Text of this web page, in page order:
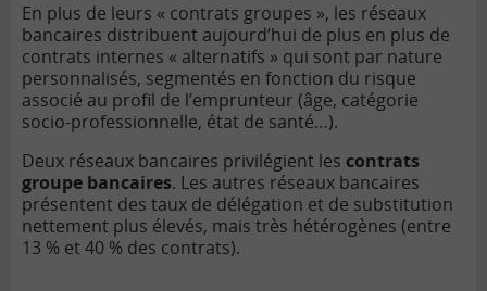
En plus de leurs « contrats groupes », les réseaux
bancaires distribuent aujourd’hui de plus en plus de
contrats internes « alternatifs » qui sont par nature
personnalisés, segmentés en fonction du risque
associé au profil de l’emprunteur (âge, catégorie
socio-professionnelle, état de santé…).
Deux réseaux bancaires privilégient les contrats
groupe bancaires. Les autres réseaux bancaires
présentent des taux de délégation et de substitution
nettement plus élevés, mais très hétérogènes (entre
13 % et 40 % des contrats).